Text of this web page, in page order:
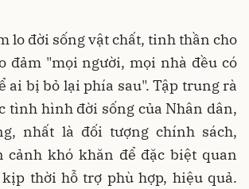
lo đời sống vật chất, tinh thần cho
đảm "mọi người, mọi nhà đều có
ai bị bỏ lại phía sau". Tập trung rà
tình hình đời sống của Nhân dân,
nhất là đối tượng chính sách,
cảnh khó khăn để đặc biệt quan
thời hỗ trợ phù hợp, hiệu quả.